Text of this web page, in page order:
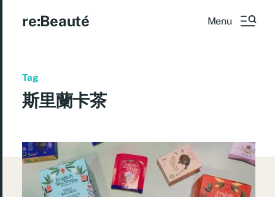
re:Beauté Menu
Tag
斯里蘭卡茶